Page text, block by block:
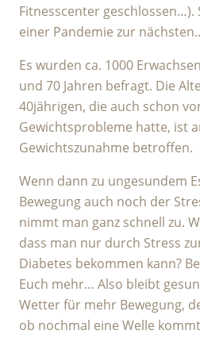
Fitnesscenter geschlossen…).
einer Pandemie zur
Es wurden ca. 1000
und 70 Jahren befragt. Die
40jährigen, die auch schon
Gewichtsprobleme hatte, ist
Gewichtszunahme betroffen.
Wenn dann zu ungesundem
Bewegung auch noch der
nimmt man ganz schnell zu.
dass man nur durch Stress
Diabetes bekommen kann?
Euch mehr… Also bleibt
Wetter für mehr Bewegung,
ob nochmal eine Welle